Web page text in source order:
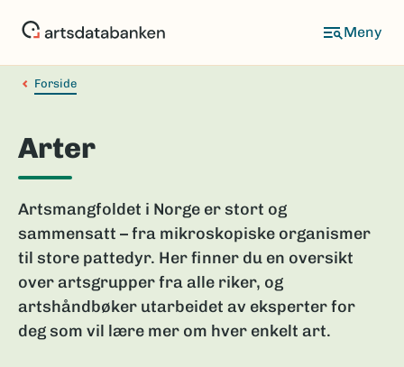
Forside
Arter
Artsmangfoldet i Norge er stort og
sammensatt – fra mikroskopiske organismer
til store pattedyr. Her finner du en oversikt
over artsgrupper fra alle riker, og
artshåndbøker utarbeidet av eksperter for
deg som vil lære mer om hver enkelt art.